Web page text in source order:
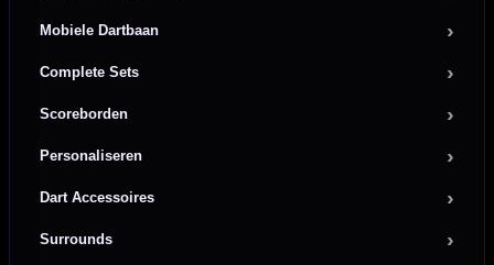
Mobiele Dartbaan
Complete Sets
Scoreborden
Personaliseren
Dart Accessoires
Surrounds